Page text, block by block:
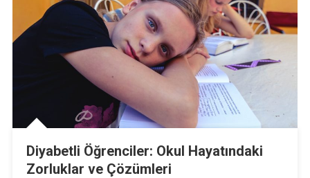
Diyabetli Öğrenciler: Okul Hayatındaki
Zorluklar ve Çözümleri